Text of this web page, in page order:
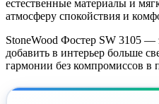
естественные материалы и
атмосферу спокойствия и
StoneWood Фостер SW 3105 —
добавить в интерьер больше
гармонии без компромиссов в